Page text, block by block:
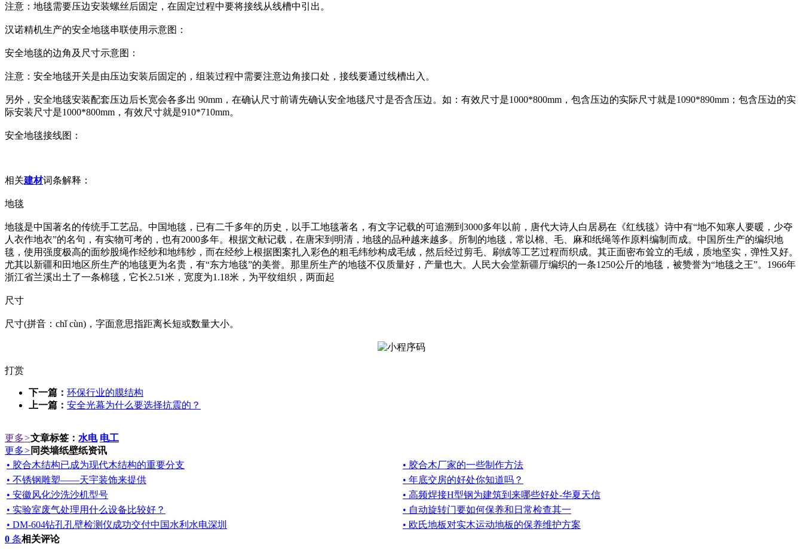
注意：地毯需要压边安装螺丝后固定，在固定过程中要将接线从线槽中引出。
汉诺精机生产的安全地毯串联使用示意图：
安全地毯的边角及尺寸示意图：
注意：安全地毯开关是由压边安装后固定的，组装过程中需要注意边角接口处，接线要通过线槽出入。
另外，安全地毯安装配套压边后长宽会各多出 90mm，在确认尺寸前请先确认安全地毯尺寸是否含压边。如：有效尺寸是1000*800mm，包含压边的实际尺寸就是1090*890mm；包含压边的实
际安装尺寸是1000*800mm，有效尺寸就是910*710mm。
安全地毯接线图：
相关建材词条解释：
地毯
地毯是中国著名的传统手工艺品。中国地毯，已有二千多年的历史，以手工地毯著名，有文字记载的可追溯到3000多年以前，唐代大诗人白居易在《红线毯》诗中有“地不知寒人要暖，少夺
人衣作地衣”的名句，有实物可考的，也有2000多年。根据文献记载，在唐宋到明清，地毯的品种越来越多。所制的地毯，常以棉、毛、麻和纸绳等作原料编制而成。中国所生产的编织地
毯，使用强度极高的面纱股绳作经纱和地纬纱，而在经纱上根据图案扎入彩色的粗毛纬纱构成毛绒，然后经过剪毛、刷绒等工艺过程而织成。其正面密布耸立的毛绒，质地坚实，弹性又好。
尤其以新疆和田地区所生产的地毯更为名贵，有“东方地毯”的美誉。那里所生产的地毯不仅质量好，产量也大。人民大会堂新疆厅编织的一条1250公斤的地毯，被赞誉为“地毯之王”。1966年
浙江省兰溪出土了一条棉毯，它长2.51米，宽度为1.18米，为平纹组织，两面起
尺寸
尺寸(拼音：chǐ cùn)，字面意思指距离长短或数量大小。
打赏
下一篇： 环保行业的膜结构
上一篇： 安全光幕为什么要选择抗震的？
更多>文章标签： 水电 电工
更多> 同类墙纸壁纸资讯
• 胶合木结构已成为现代木结构的重要分支
• 胶合木厂家的一些制作方法
• 不锈钢雕塑——天宇装饰来提供
• 年底交房的好处你知道吗？
• 安徽风化沙洗沙机型号
• 高频焊接H型钢为建筑到来哪些好处-华夏天信
• 实验室废气处理用什么设备比较好？
• 自动旋转门要如何保养和日常检查其一
• DM-604钻孔孔壁检测仪成功交付中国水利水电深圳
• 欧氏地板对实木运动地板的保养维护方案
0 条相关评论